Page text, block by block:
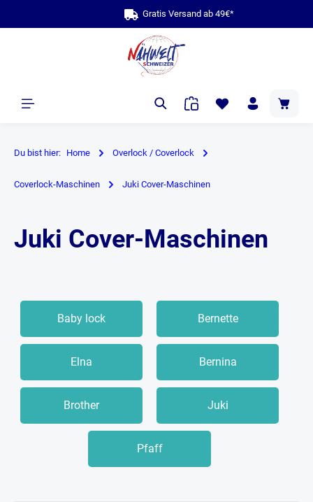
bis zu 10 Jahre
Du bist hier: Home Overlock / Coverlock
Coverlock-Maschinen Juki Cover-Maschinen
Juki Cover-Maschinen
Baby lock Bernette
Elna Bernina
Brother Juki
Pfaff